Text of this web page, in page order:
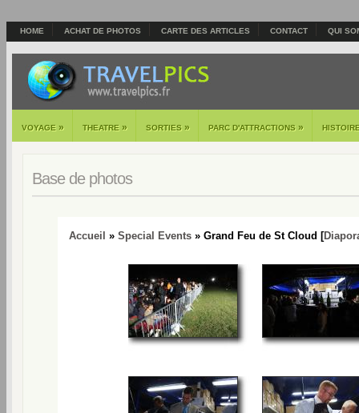
HOME ACHAT DE PHOTOS CARTE DES ARTICLES CONTACT QUI
VOYAGE » THEATRE » SORTIES » PARC D'ATTRACTIONS »
Base de photos
Accueil » Special Events » Grand Feu de St Cloud [